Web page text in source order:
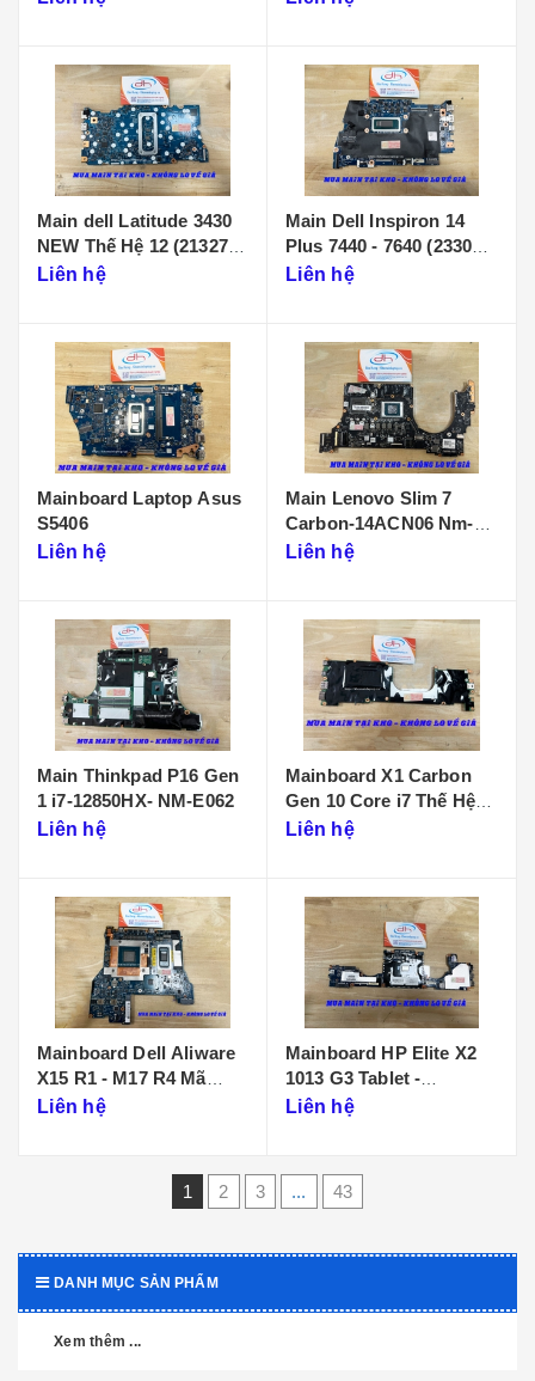
Main dell Latitude 3430
NEW Thế Hệ 12 (213274-
1)
Liên hệ
Main Dell Inspiron 14
Plus 7440 - 7640 (233086-
1)
Liên hệ
Mainboard Laptop Asus
S5406
Liên hệ
Main Lenovo Slim 7
Carbon-14ACN06 Nm-
D901
Liên hệ
Main Thinkpad P16 Gen
1 i7-12850HX- NM-E062
Liên hệ
Mainboard X1 Carbon
Gen 10 Core i7 Thế Hệ
12 - NM-D961
Liên hệ
Mainboard Dell Aliware
X15 R1 - M17 R4 Mã
Main LA-K471P
Liên hệ
Mainboard HP Elite X2
1013 G3 Tablet -
DA0D99MBAI0
Liên hệ
1 2 3 ... 43
DANH MỤC SẢN PHẨM
Xem thêm ...